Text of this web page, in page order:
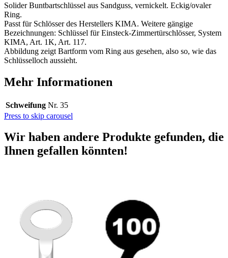
Solider Buntbartschlüssel aus Sandguss, vernickelt. Eckig/ovaler
Ring.
Passt für Schlösser des Herstellers KIMA. Weitere gängige
Bezeichnungen: Schlüssel für Einsteck-Zimmertürschlösser, System
KIMA, Art. 1K, Art. 117.
Abbildung zeigt Bartform vom Ring aus gesehen, also so, wie das
Schlüsselloch aussieht.
Mehr Informationen
Schweifung Nr. 35
Press to skip carousel
Wir haben andere Produkte gefunden, die
Ihnen gefallen könnten!